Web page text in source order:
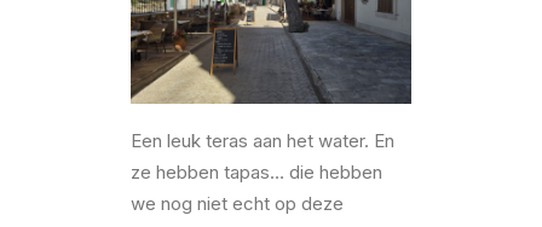
Een leuk teras aan het water. En
ze hebben tapas… die hebben
we nog niet echt op deze